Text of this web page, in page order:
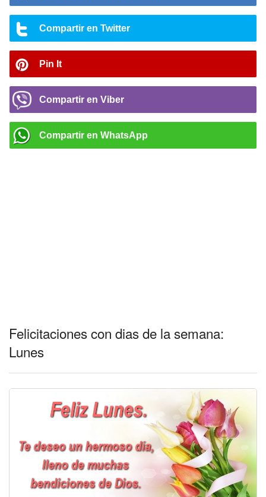
Compartir en Twitter
Pin It
Compartir en Viber
Compartir en WhatsApp
Felicitaciones con dias de la semana:
Lunes